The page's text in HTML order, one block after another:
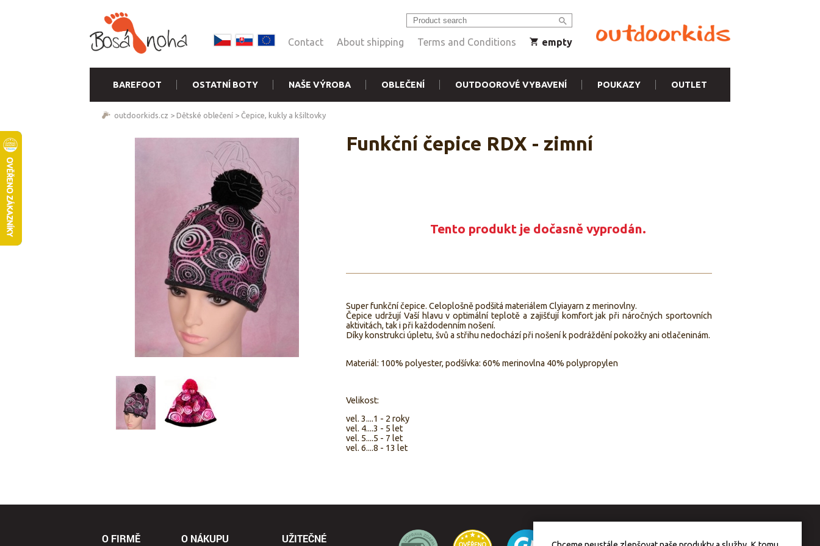
Contact About shipping Terms and Conditions empty
BAREFOOT OSTATNÍ BOTY NAŠE VÝROBA OBLEČENÍ OUTDOOROVÉ VYBAVENÍ POUKAZY OUTLET
outdoorkids.cz > Dětské oblečení > Čepice, kukly a kšiltovky
Funkční čepice RDX - zimní
Tento produkt je dočasně vyprodán.
Super funkční čepice. Celoplošně podšitá materiálem Clyiayarn z merinovlny.
Čepice udržují Vaší hlavu v optimální teplotě a zajišťují komfort jak při náročných sportovních
aktivitách, tak i při každodenním nošení.
Díky konstrukci úpletu, švů a střihu nedochází při nošení k podráždění pokožky ani otlačeninám.
Materiál: 100% polyester, podšívka: 60% merinovlna 40% polypropylen
Velikost:
vel. 3....1 - 2 roky
vel. 4....3 - 5 let
vel. 5....5 - 7 let
vel. 6....8 - 13 let
O FIRMĚ O NÁKUPU UŽITEČNÉ